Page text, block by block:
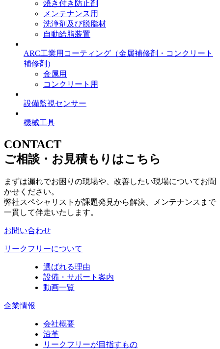
焼き付き防止剤
メンテナンス用
洗浄剤及び脱脂材
自動給脂装置
ARC工業用コーティング （金属補修剤・コンクリート
補修剤）
金属用
コンクリート用
設備監視センサー
機械工具
CONTACT
ご相談・お見積もりはこちら
まずは漏れでお困りの現場や、改善したい現場についてお聞
かせください。
弊社スペシャリストが課題発見から解決、メンテナンスまで
一貫して伴走いたします。
お問い合わせ
リークフリーについて
選ばれる理由
設備・サポート案内
動画一覧
企業情報
会社概要
沿革
リークフリーが目指すもの